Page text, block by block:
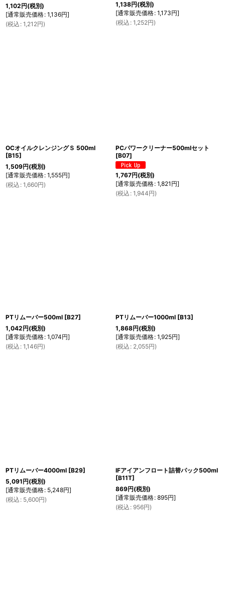
1,102円(税別)
[通常販売価格: 1,136円]
(税込 : 1,212円)
1,138円(税別)
[通常販売価格: 1,173円]
(税込 : 1,252円)
OCオイルクレンジングＳ 500ml
[B15]
1,509円(税別)
[通常販売価格: 1,555円]
(税込 : 1,660円)
PCパワークリーナー500mlセット
[B07]
1,767円(税別)
[通常販売価格: 1,821 円]
(税込 : 1,944円)
PTリムーバー500ml [B27]
1,042円(税別)
[通常販売価格: 1,074円]
(税込 : 1,146円)
PTリムーバー1000ml [B13]
1,868円(税別)
[通常販売価格: 1,925円]
(税込 : 2,055円)
PTリムーバー4000ml [B29]
5,091円(税別)
[通常販売価格: 5,248円]
(税込 : 5,600円)
IFアイアンフロート詰替パック500ml
[B11T]
869円(税別)
[通常販売価格: 895円]
(税込 : 956円)